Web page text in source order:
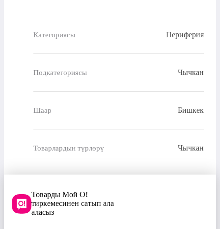
Категориясы Периферия
Подкатегориясы Чычкан
Шаар Бишкек
Товарлардын түрлөрү Чычкан
Товарды Мой О!
тиркемесинен сатып ала
аласыз